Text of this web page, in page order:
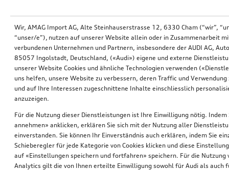
Wir, AMAG Import AG, Alte Steinhauserstrasse 12, 6330 Cham (“wir”,
“unser/e”), nutzen auf unserer Website allein oder in Zusammenarbeit
verbundenen Unternehmen und Partnern, insbesondere der AUDI AG,
85057 Ingolstadt, Deutschland, («Audi») eigene und externe
unserer Website Cookies und ähnliche Technologien verwenden
uns helfen, unsere Website zu verbessern, deren Traffic und Verwendung
und auf Ihre Interessen zugeschnittene Inhalte einschliesslich
anzuzeigen.
Für die Nutzung dieser Dienstleistungen ist Ihre Einwilligung nötig. Indem
annehmen» anklicken, erklären Sie sich mit der Nutzung aller
einverstanden. Sie können Ihr Einverständnis auch erklären, indem Sie
Schieberegler für jede Kategorie von Cookies klicken und diese
auf «Einstellungen speichern und fortfahren» speichern. Für die Nutzung
Analytics gilt die von Ihnen erteilte Einwilligung sowohl für Audi als auch